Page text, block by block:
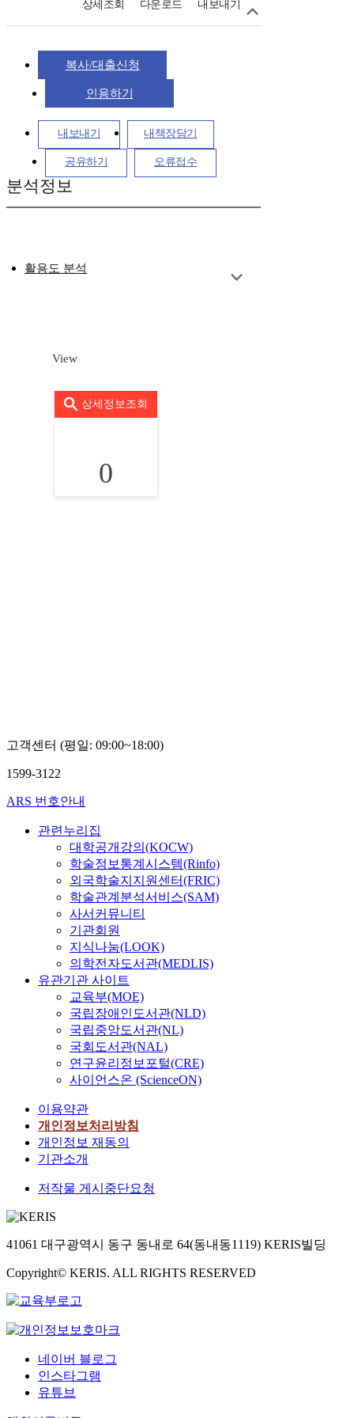
상세조회 다운로드 내보내기
복사/대출신청
인용하기
내보내기 내책장담기
공유하기 오류접수
분석정보
활용도 분석
View
상세정보조회
0
고객센터 (평일: 09:00~18:00)
1599-3122
ARS 번호안내
관련누리집
대학공개강의(KOCW)
학술정보통계시스템(Rinfo)
외국학술지지원센터(FRIC)
학술관계분석서비스(SAM)
사서커뮤니티
기관회원
지식나눔(LOOK)
의학전자도서관(MEDLIS)
유관기관 사이트
교육부(MOE)
국립장애인도서관(NLD)
국립중앙도서관(NL)
국회도서관(NAL)
연구윤리정보포털(CRE)
사이언스온 (ScienceON)
이용약관
개인정보처리방침
개인정보 재동의
기관소개
저작물 게시중단요청
41061 대구광역시 동구 동내로 64(동내동1119) KERIS빌딩
Copyright© KERIS. ALL RIGHTS RESERVED
네이버 블로그
인스타그램
유튜브